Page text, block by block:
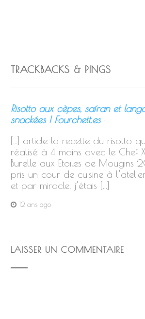
TRACKBACKS & PINGS
Risotto aux cèpes, safran et
snackées | Fourchett.es :
[…] article la recette du risotto
réalisé à 4 mains avec le Chef
Burelle aux Etoiles de Mougins
pris un cour de cuisine à
et par miracle, j’étais […]
12 ans ago
LAISSER UN COMMENTAIRE